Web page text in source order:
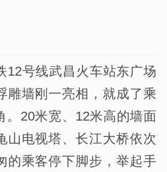
12号线武昌火车站东广场
雕墙刚一亮相，就成了乘
。20米宽、12米高的墙面
山电视塔、长江大桥依次
的乘客停下脚步，举起手